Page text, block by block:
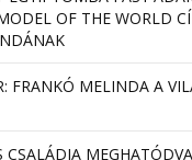
OF THE WORLD
FRANKÓ MELINDA A
CSALÁDJA